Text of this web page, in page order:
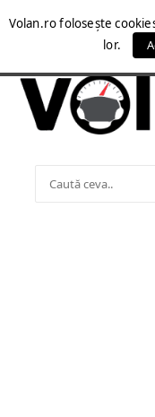
Volan.ro folosește
lor.